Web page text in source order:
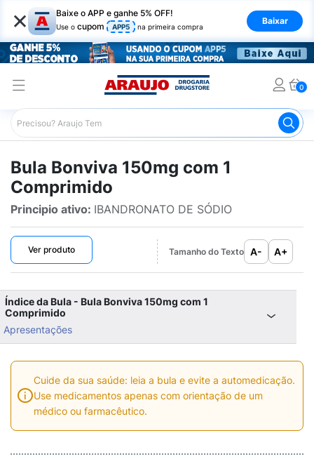
× Baixe o APP e ganhe 5% OFF!
Use o cupom APP5 na primeira compra
Baixar
0
Araujo Bulário Araujo Bonviva 150mg com 1
Bula Bonviva 150mg com 1
Comprimido
Principio ativo: IBANDRONATO DE SÓDIO
Ver produto Tamanho do Texto A- A+
Índice da Bula - Bula Bonviva 150mg com 1
Comprimido
Apresentações
Cuide da sua saúde: leia a bula e evite a automedicação.
Use medicamentos apenas com orientação de um
médico ou farmacêutico.